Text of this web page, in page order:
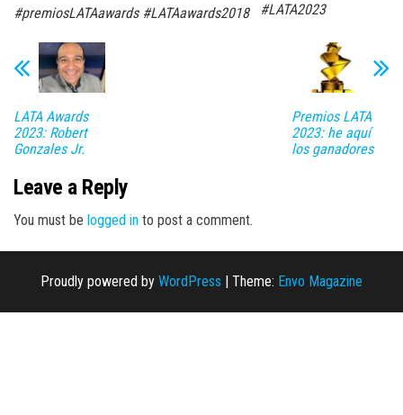
#premiosLATAawards #LATAawards2018
#LATA2023
LATA Awards
2023: Robert
Gonzales Jr.
Premios LATA
2023: he aquí
los ganadores
Leave a Reply
You must be logged in to post a comment.
Proudly powered by WordPress | Theme: Envo Magazine